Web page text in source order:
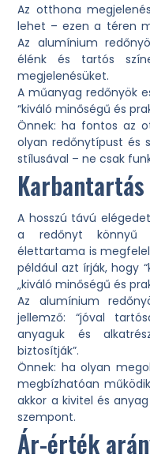
Az otthona
lehet – ezen a téren
Az alumínium
élénk és tartós
megjelenésüket.
A műanyag redőnyök
“kiváló minőségű és
Önnek: ha fontos az
olyan redőnytípust és
stílusával – ne csak
A hosszú távú
a redőnyt könnyű
élettartama is
például azt írják, hogy
„kiváló minőségű és
Az alumínium
jellemző: “jóval
anyaguk és
biztosítják”.
Önnek: ha olyan
megbízhatóan
akkor a kivitel és
szempont.
Ár-érték